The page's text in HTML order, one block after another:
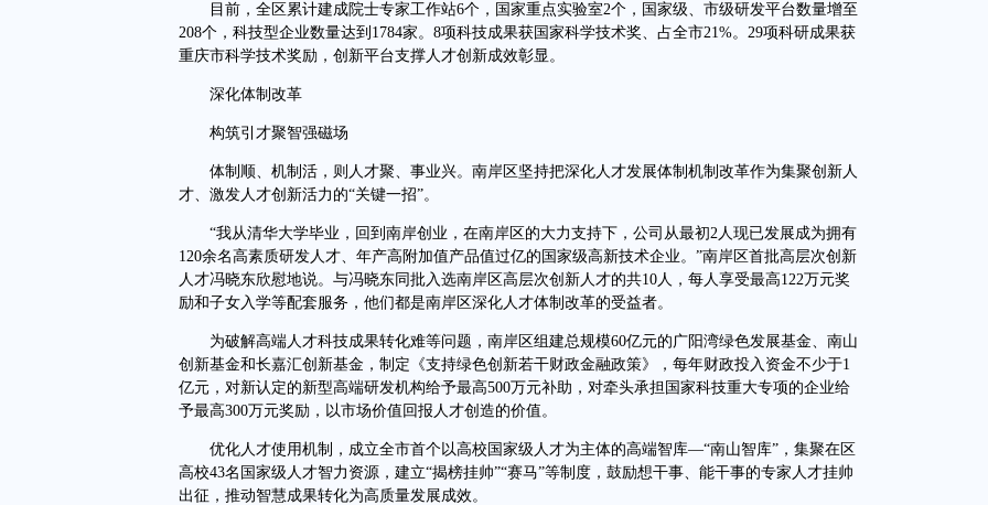
目前，全区累计建成院士专家工作站6个，国家重点实验室2个，国家级、市级研发平台数量增至
208个，科技型企业数量达到1784家。8项科技成果获国家科学技术奖、占全市21%。29项科研成果获
重庆市科学技术奖励，创新平台支撑人才创新成效彰显。
深化体制改革
构筑引才聚智强磁场
体制顺、机制活，则人才聚、事业兴。南岸区坚持把深化人才发展体制机制改革作为集聚创新人
才、激发人才创新活力的“关键一招”。
“我从清华大学毕业，回到南岸创业，在南岸区的大力支持下，公司从最初2人现已发展成为拥有
120余名高素质研发人才、年产高附加值产品值过亿的国家级高新技术企业。”南岸区首批高层次创新
人才冯晓东欣慰地说。与冯晓东同批入选南岸区高层次创新人才的共10人，每人享受最高122万元奖
励和子女入学等配套服务，他们都是南岸区深化人才体制改革的受益者。
为破解高端人才科技成果转化难等问题，南岸区组建总规模60亿元的广阳湾绿色发展基金、南山
创新基金和长嘉汇创新基金，制定《支持绿色创新若干财政金融政策》，每年财政投入资金不少于1
亿元，对新认定的新型高端研发机构给予最高500万元补助，对牵头承担国家科技重大专项的企业给
予最高300万元奖励，以市场价值回报人才创造的价值。
优化人才使用机制，成立全市首个以高校国家级人才为主体的高端智库—“南山智库”，集聚在区
高校43名国家级人才智力资源，建立“揭榜挂帅”“赛马”等制度，鼓励想干事、能干事的专家人才挂帅
出征，推动智慧成果转化为高质量发展成效。